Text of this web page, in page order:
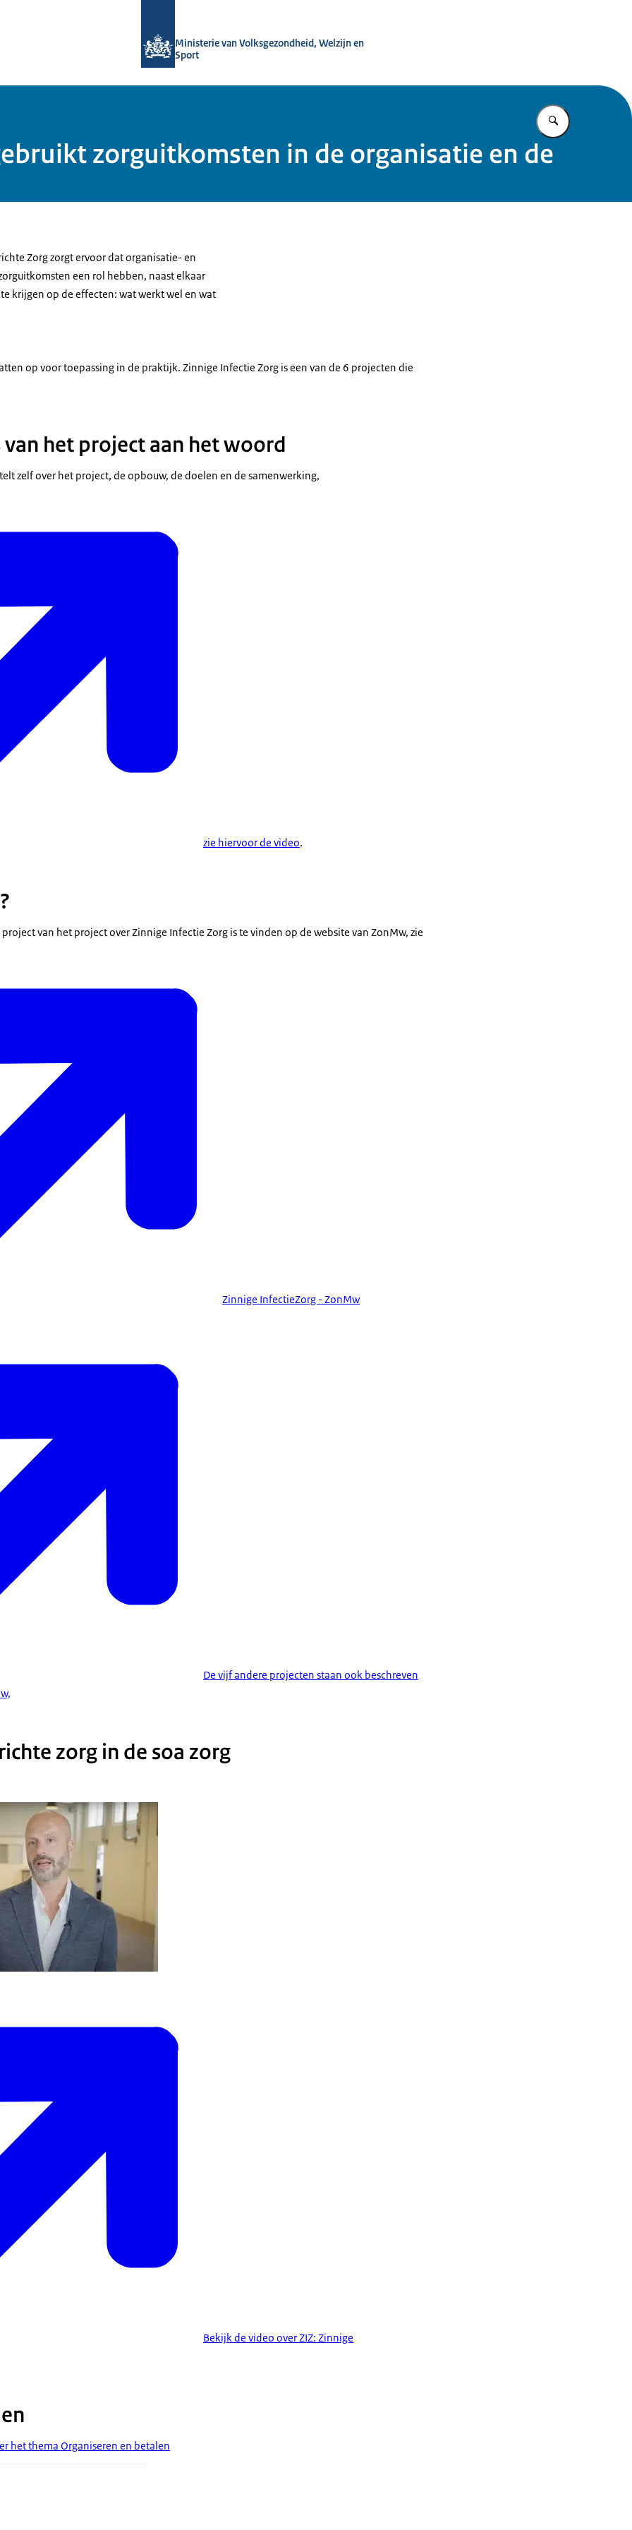
Ministerie van Volksgezondheid, Welzijn en
Sport
Vul in wat u
zorguitkomsten in de organisatie en de
Zorg zorgt ervoor dat organisatie- en
een rol hebben, naast elkaar
krijgen op de effecten: wat werkt wel en wat
op voor toepassing in de praktijk. Zinnige Infectie Zorg is een van de 6 projecten die
het project aan het woord
zelf over het project, de opbouw, de doelen en de samenwerking,
zie hiervoor de video.
van het project over Zinnige Infectie Zorg is te vinden op de website van ZonMw, zie
Zinnige InfectieZorg - ZonMw
De vijf andere projecten staan ook beschreven
zorg in de soa zorg
Bekijk de video over ZIZ: Zinnige
het thema Organiseren en betalen